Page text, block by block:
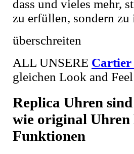
dass und vieles mehr,
zu erfüllen, sondern zu
überschreiten
ALL UNSERE Cartier
gleichen Look and
Replica Uhren
wie original Uhren
Funktionen